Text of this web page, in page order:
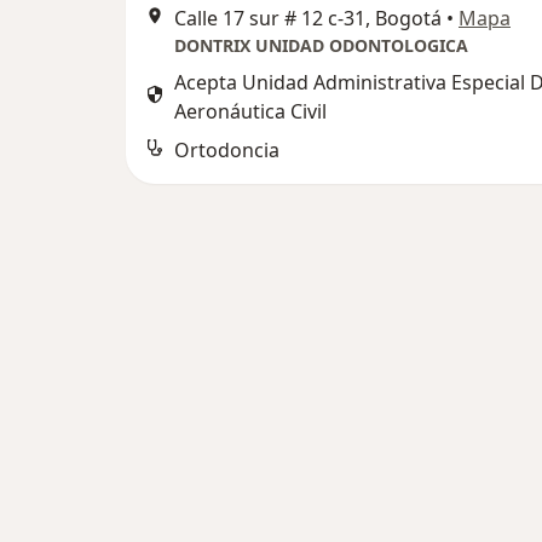
Calle 17 sur # 12 c-31, Bogotá • Mapa
DONTRIX UNIDAD ODONTOLOGICA
Acepta Unidad Administrativa Especial
Aeronáutica Civil
Ortodoncia